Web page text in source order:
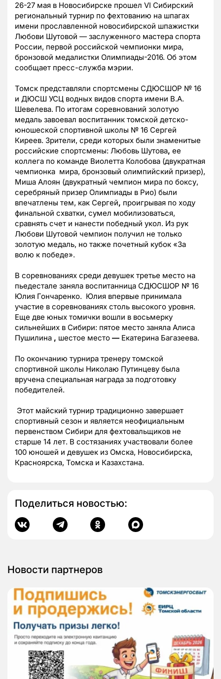
26-27 мая в Новосибирске прошел VI Сибирский
региональный турнир по фехтованию на шпагах
имени прославленной новосибирской шпажистки
Любови Шутовой — заслуженного мастера спорта
России, первой российской чемпионки мира,
бронзовой медалистки Олимпиады-2016. Об этом
сообщает пресс-служба мэрии.
Томск представляли спортсмены СДЮСШОР № 16
и ДЮСШ УСЦ водных видов спорта имени В.А.
Шевелева. По итогам соревнований золотую
медаль завоевал воспитанник томской детско-
юношеской спортивной школы № 16 Сергей
Киреев. Зрители, среди которых были знаменитые
российские спортсмены: Любовь Шутова, ее
коллега по команде Виолетта Колобова (двукратная
чемпионка мира, бронзовый олимпийский призер),
Миша Алоян (двукратный чемпион мира по боксу,
серебряный призер Олимпиады в Рио) были
впечатлены тем, как Сергей, проигрывая по ходу
финальной схватки, сумел мобилизоваться,
сравнять счет и нанести победный укол. Из рук
Любови Шутовой чемпион получил не только
золотую медаль, но также почетный кубок «За
волю к победе».
В соревнованиях среди девушек третье место на
пьедестале заняла воспитанница СДЮСШОР № 16
Юлия Гончаренко. Юлия впервые принимала
участие в соревнованиях столь высокого уровня.
Еще две юных томички вошли в восьмерку
сильнейших в Сибири: пятое место заняла Алиса
Пушилина , шестое место — Екатерина Багазеева.
По окончанию турнира тренеру томской
спортивной школы Николаю Путинцеву была
вручена специальная награда за подготовку
победителей.
Этот майский турнир традиционно завершает
спортивный сезон и является неофициальным
первенством Сибири для фехтовальщиков не
старше 14 лет. В состязаниях участвовали более
100 юношей и девушек из Омска, Новосибирска,
Красноярска, Томска и Казахстана.
Поделиться новостью:
Новости партнеров